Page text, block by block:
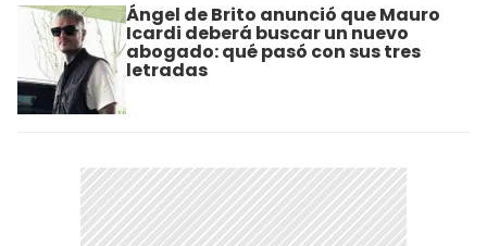
Ángel de Brito anunció que Mauro
Icardi deberá buscar un nuevo
abogado: qué pasó con sus tres
letradas